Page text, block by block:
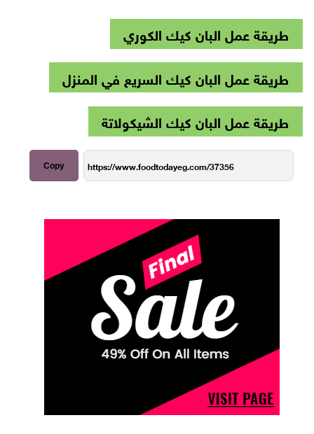
طريقة عمل البان كيك الكوري
طريقة عمل البان كيك السريع في المنزل
طريقة عمل البان كيك الشيكولاتة
Copy